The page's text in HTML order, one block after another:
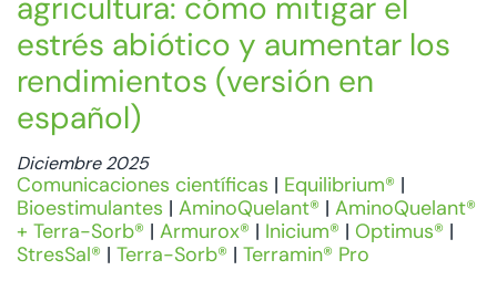
agricultura: cómo mitigar el
estrés abiótico y aumentar los
rendimientos (versión en
español)
Diciembre 2025
Comunicaciones científicas | Equilibrium® |
Bioestimulantes | AminoQuelant® | AminoQuelant®
+ Terra-Sorb® | Armurox® | Inicium® | Optimus® |
StresSal® | Terra-Sorb® | Terramin® Pro